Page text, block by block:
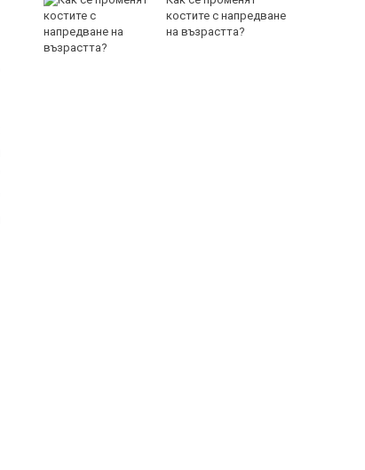
костите с напредване
на възрастта?